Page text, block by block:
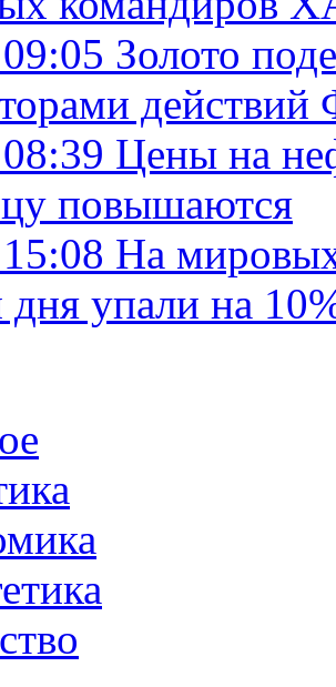
Золото
Цены на
повышаются
На
дня упали на